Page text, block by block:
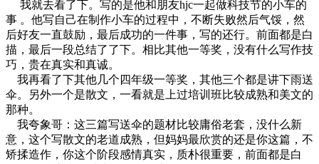
我就去看了下。写的是他和朋友hjc一起做科技节的小车的
事 。他写自己在制作小车的过程中，不断失败然后气馁，然
后好友一直鼓励，最后成功的一件事，写的还行。前面都是白
描，最后一段总结了了下。相比其他一等奖，没有什么写作技
巧，贵在真实和真诚。
我再看了下其他几个四年级一等奖，其他三个都是讲下雨送
伞。另外一个是散文，一看就是上过培训班比较成熟和美文的
那种。
我夸象哥：这三篇写送伞的题材比较庸俗老套，没什么新
意，这个写散文的老道成熟，但妈妈最欣赏的还是你这篇，不
矫揉造作，你这个阶段感情真实，质朴很重要，前面都是白